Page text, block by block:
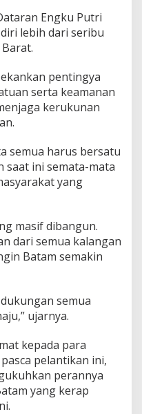
Engku Putri
lebih dari seribu
pentingya
serta keamanan
kerukunan
semua harus bersatu
saat ini semata-mata
yang
masif dibangun.
dari semua kalangan
Batam semakin
semua
ujarnya.
kepada para
pelantikan ini,
perannya
yang kerap